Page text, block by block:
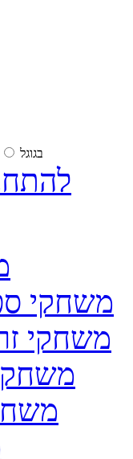
בגוגל
משחקי
משחקי